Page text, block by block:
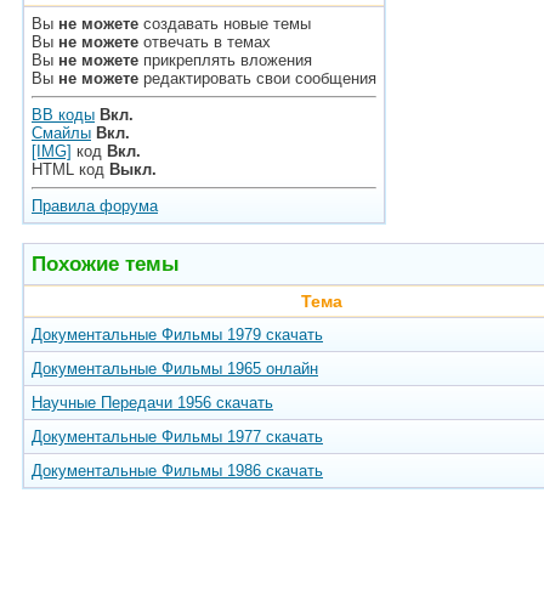
Вы не можете создавать новые темы
Вы не можете отвечать в темах
Вы не можете прикреплять вложения
Вы не можете редактировать свои сообщения
BB коды Вкл.
Смайлы Вкл.
[IMG] код Вкл.
HTML код Выкл.
Правила форума
Похожие темы
Тема
Документальные Фильмы 1979 скачать
Документальные Фильмы 1965 онлайн
Научные Передачи 1956 скачать
Документальные Фильмы 1977 скачать
Документальные Фильмы 1986 скачать